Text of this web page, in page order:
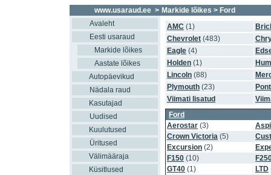
www.usaraud.ee >
Avaleht
Eesti usaraud
Markide lõikes
Aastate lõikes
Autopäevikud
Nädala raud
Kasutajad
Uudised
Kuulutused
Üritused
Välimääraja
Küsitlused
Markide lõikes > Ford
AMC (1)
Chevrolet (483)
Eagle (4)
Holden (1)
Lincoln (88)
Plymouth (23)
Viimati lisatud
Ford
Aerostar (3)
Crown Victoria (5)
Excursion (2)
F150 (10)
GT40 (1) LTD